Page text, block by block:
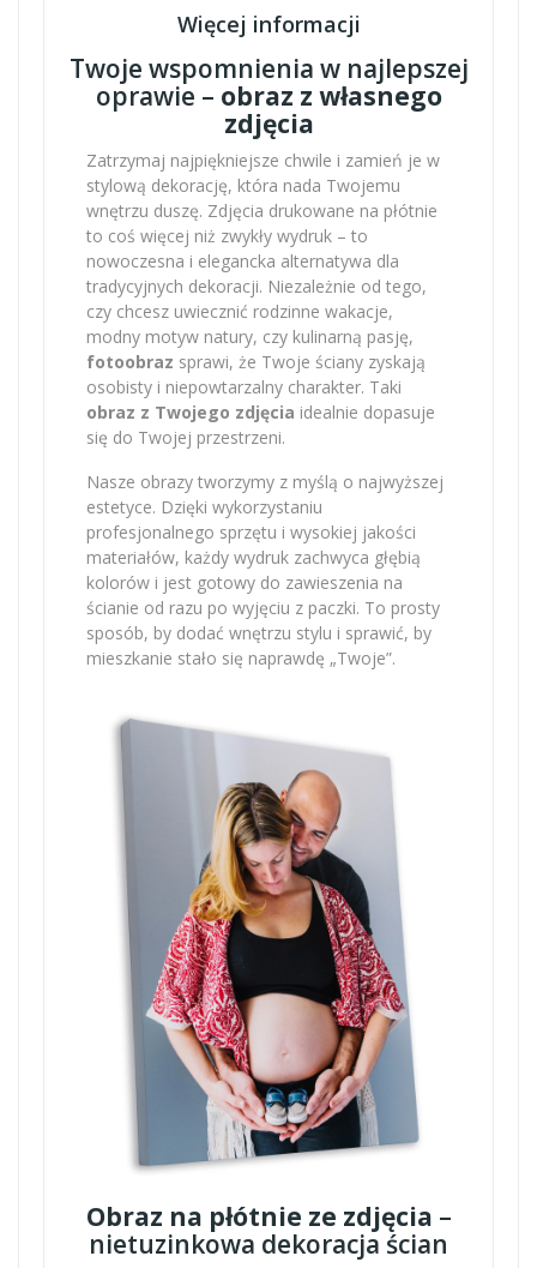
Więcej informacji
Twoje wspomnienia w najlepszej
oprawie – obraz z własnego
zdjęcia
Zatrzymaj najpiękniejsze chwile i zamień je w
stylową dekorację, która nada Twojemu
wnętrzu duszę. Zdjęcia drukowane na płótnie
to coś więcej niż zwykły wydruk – to
nowoczesna i elegancka alternatywa dla
tradycyjnych dekoracji. Niezależnie od tego,
czy chcesz uwiecznić rodzinne wakacje,
modny motyw natury, czy kulinarną pasję,
fotoobraz sprawi, że Twoje ściany zyskają
osobisty i niepowtarzalny charakter. Taki
obraz z Twojego zdjęcia idealnie dopasuje
się do Twojej przestrzeni.
Nasze obrazy tworzymy z myślą o najwyższej
estetyce. Dzięki wykorzystaniu
profesjonalnego sprzętu i wysokiej jakości
materiałów, każdy wydruk zachwyca głębią
kolorów i jest gotowy do zawieszenia na
ścianie od razu po wyjęciu z paczki. To prosty
sposób, by dodać wnętrzu stylu i sprawić, by
mieszkanie stało się naprawdę „Twoje”.
Obraz na płótnie ze zdjęcia –
nietuzinkowa dekoracja ścian